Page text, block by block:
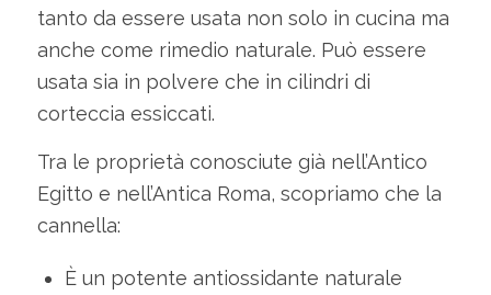
tanto da essere usata non solo in cucina ma
anche come rimedio naturale. Può essere
usata sia in polvere che in cilindri di
corteccia essiccati.
Tra le proprietà conosciute già nell’Antico
Egitto e nell’Antica Roma, scopriamo che la
cannella:
È un potente antiossidante naturale